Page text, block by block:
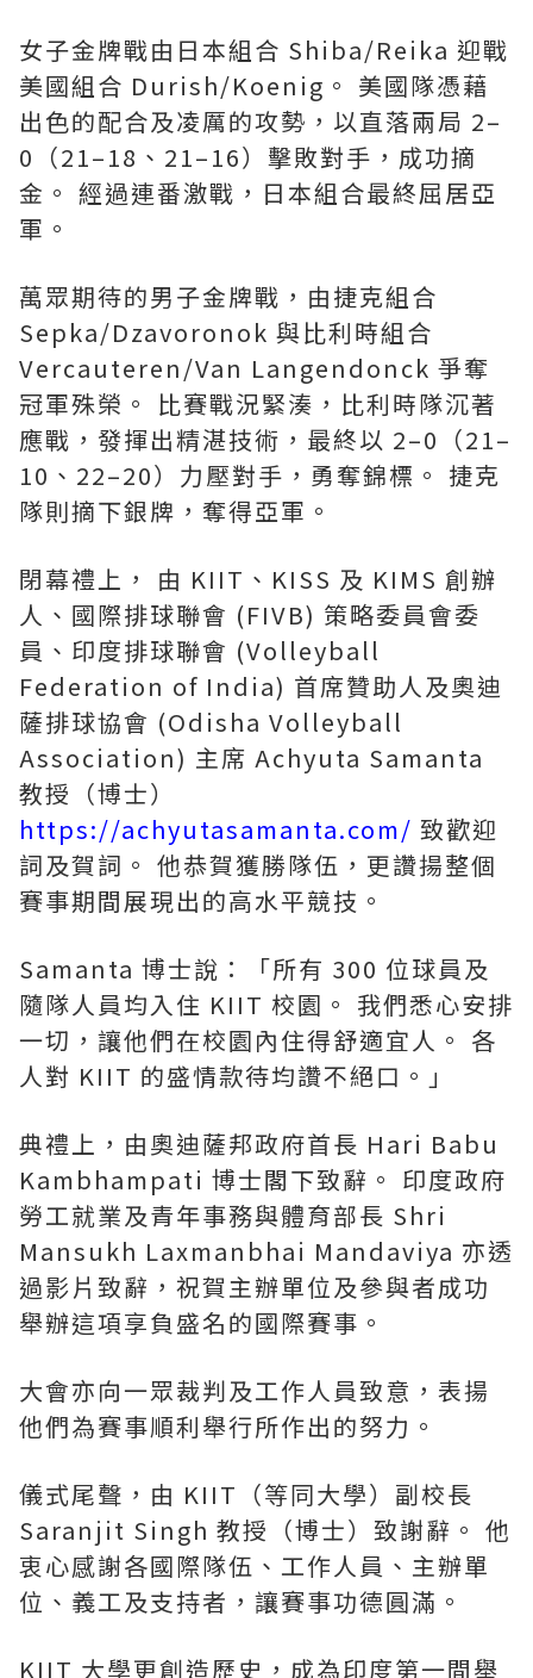
女子金牌戰由日本組合 Shiba/Reika 迎戰
美國組合 Durish/Koenig。 美國隊憑藉
出色的配合及凌厲的攻勢，以直落兩局 2–
0（21–18、21–16）擊敗對手，成功摘
金。 經過連番激戰，日本組合最終屈居亞
軍。
萬眾期待的男子金牌戰，由捷克組合
Sepka/Dzavoronok 與比利時組合
Vercauteren/Van Langendonck 爭奪
冠軍殊榮。 比賽戰況緊湊，比利時隊沉著
應戰，發揮出精湛技術，最終以 2–0（21–
10、22–20）力壓對手，勇奪錦標。 捷克
隊則摘下銀牌，奪得亞軍。
閉幕禮上， 由 KIIT、KISS 及 KIMS 創辦
人、國際排球聯會 (FIVB) 策略委員會委
員、印度排球聯會 (Volleyball
Federation of India) 首席贊助人及奧迪
薩排球協會 (Odisha Volleyball
Association) 主席 Achyuta Samanta
教授（博士）
https://achyutasamanta.com/ 致歡迎
詞及賀詞。 他恭賀獲勝隊伍，更讚揚整個
賽事期間展現出的高水平競技。
Samanta 博士說：「所有 300 位球員及
隨隊人員均入住 KIIT 校園。 我們悉心安排
一切，讓他們在校園內住得舒適宜人。 各
人對 KIIT 的盛情款待均讚不絕口。」
典禮上，由奧迪薩邦政府首長 Hari Babu
Kambhampati 博士閣下致辭。 印度政府
勞工就業及青年事務與體育部長 Shri
Mansukh Laxmanbhai Mandaviya 亦透
過影片致辭，祝賀主辦單位及參與者成功
舉辦這項享負盛名的國際賽事。
大會亦向一眾裁判及工作人員致意，表揚
他們為賽事順利舉行所作出的努力。
儀式尾聲，由 KIIT（等同大學）副校長
Saranjit Singh 教授（博士）致謝辭。 他
衷心感謝各國際隊伍、工作人員、主辦單
位、義工及支持者，讓賽事功德圓滿。
KIIT 大學更創造歷史，成為印度第一間舉